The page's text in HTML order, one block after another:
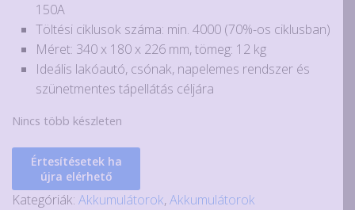
150A
Töltési ciklusok száma: min. 4000 (70%-os ciklusban)
Méret: 340 x 180 x 226 mm, tömeg: 12 kg
Ideális lakóautó, csónak, napelemes rendszer és
szünetmentes tápellátás céljára
Nincs több készleten
Értesítésetek ha
újra elérhető
Kategóriák: Akkumulátorok,Akkumulátorok